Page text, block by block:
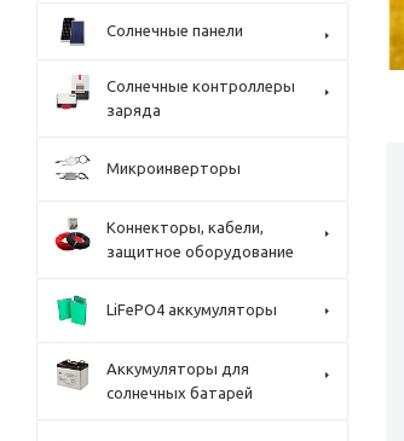
Солнечные панели
Солнечные контроллеры
заряда
Микроинверторы
Коннекторы, кабели,
защитное оборудование
LiFePO4 аккумуляторы
Аккумуляторы для
солнечных батарей